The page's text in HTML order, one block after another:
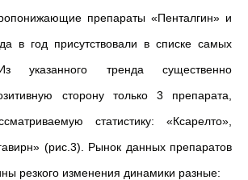
препараты «Пенталгин» и
в год присутствовали в списке самых
указанного тренда существенно
сторону только 3 препарата,
статистику: «Ксарелто»,
(рис.3). Рынок данных препаратов
резкого изменения динамики разные: